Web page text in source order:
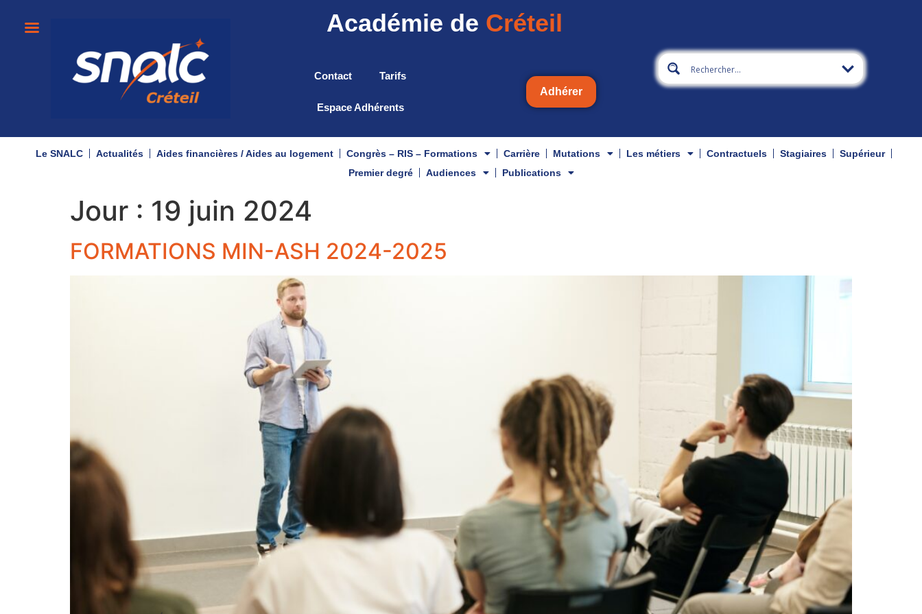
Académie de Créteil
Contact Tarifs
Espace Adhérents
Adhérer
Le SNALC Actualités Aides financières / Aides au logement Congrès – RIS – Formations Carrière Mutations Les métiers Contractuels Stagiaires
Supérieur
Premier degré
Audiences Publications
Jour : 19 juin 2024
FORMATIONS MIN-ASH 2024-2025